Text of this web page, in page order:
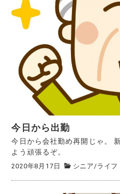
今日から出勤
今日から会社勤め再開じゃ。
よう頑張るぞ。
2020年8月17日 シニア/ライフ